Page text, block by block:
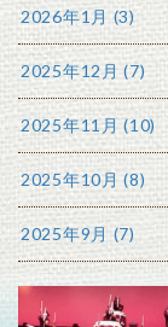
2026年1月 (3)
2025年12月 (7)
2025年11月 (10)
2025年10月 (8)
2025年9月 (7)